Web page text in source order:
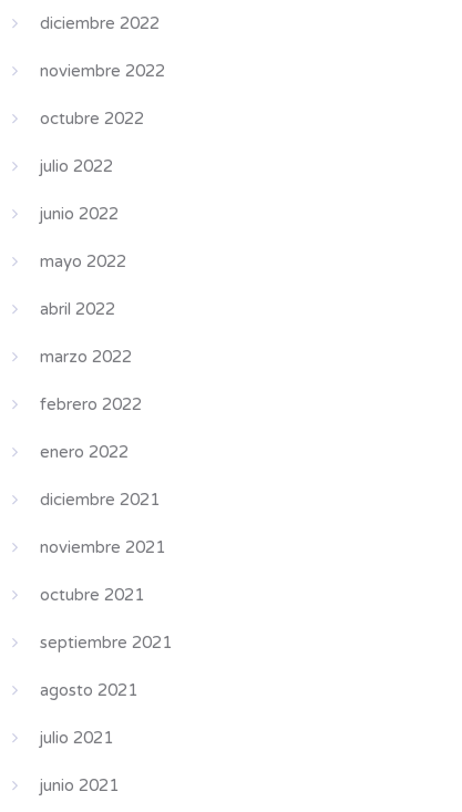
diciembre 2022
noviembre 2022
octubre 2022
julio 2022
junio 2022
mayo 2022
abril 2022
marzo 2022
febrero 2022
enero 2022
diciembre 2021
noviembre 2021
octubre 2021
septiembre 2021
agosto 2021
julio 2021
junio 2021